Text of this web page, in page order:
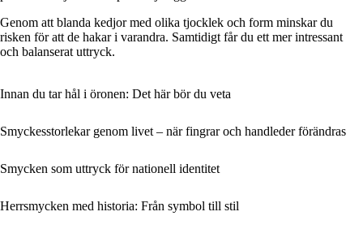
Genom att blanda kedjor med olika tjocklek och form minskar du
risken för att de hakar i varandra. Samtidigt får du ett mer intressant
och balanserat uttryck.
Innan du tar hål i öronen: Det här bör du veta
Smyckesstorlekar genom livet – när fingrar och handleder förändras
Smycken som uttryck för nationell identitet
Herrsmycken med historia: Från symbol till stil